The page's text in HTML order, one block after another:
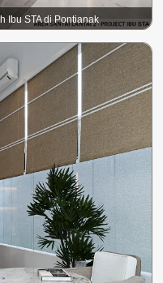
Ibu STA di Pontianak